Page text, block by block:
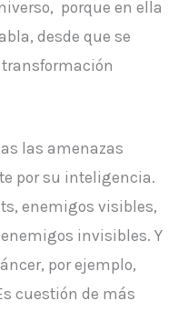
porque en ella
desde que se
las amenazas
por su inteligencia.
enemigos visibles,
invisibles. Y
por ejemplo,
cuestión de más